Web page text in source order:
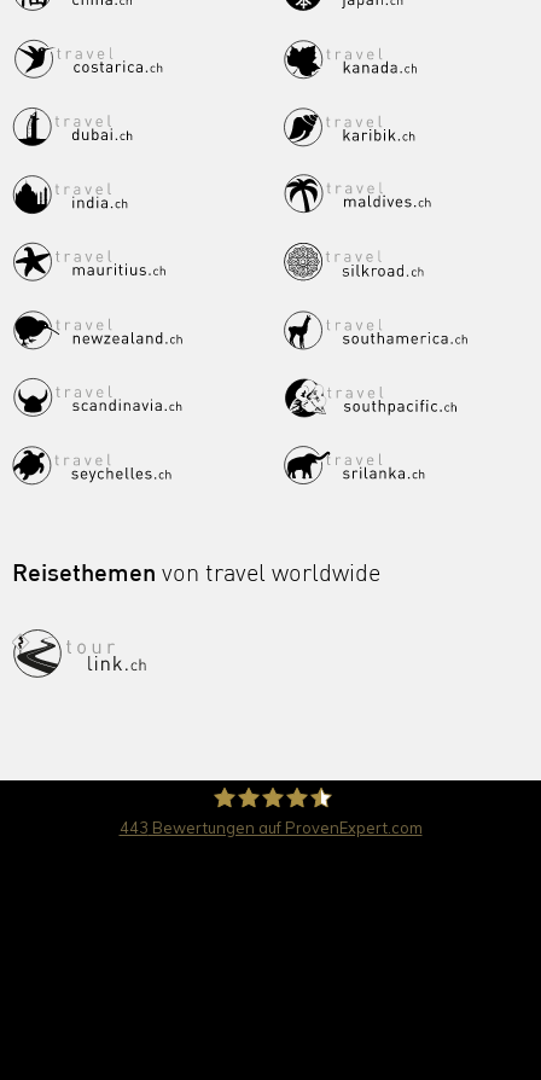
Reisethemen von travel worldwide
443 Bewertungen auf ProvenExpert.com